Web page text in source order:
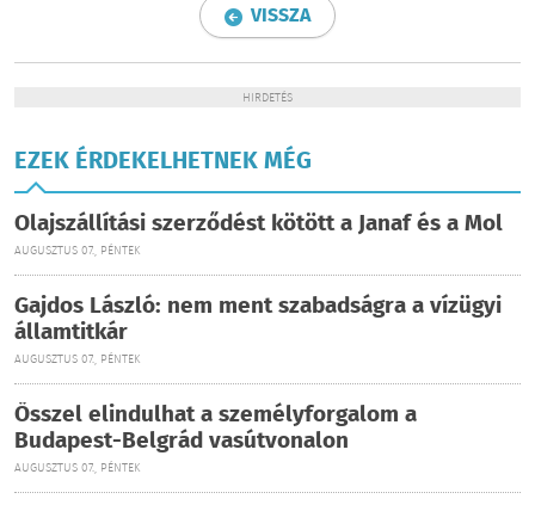
VISSZA
HIRDETÉS
EZEK ÉRDEKELHETNEK MÉG
Olajszállítási szerződést kötött a Janaf és a Mol
AUGUSZTUS 07., PÉNTEK
Gajdos László: nem ment szabadságra a vízügyi
államtitkár
AUGUSZTUS 07., PÉNTEK
Ősszel elindulhat a személyforgalom a
Budapest-Belgrád vasútvonalon
AUGUSZTUS 07., PÉNTEK